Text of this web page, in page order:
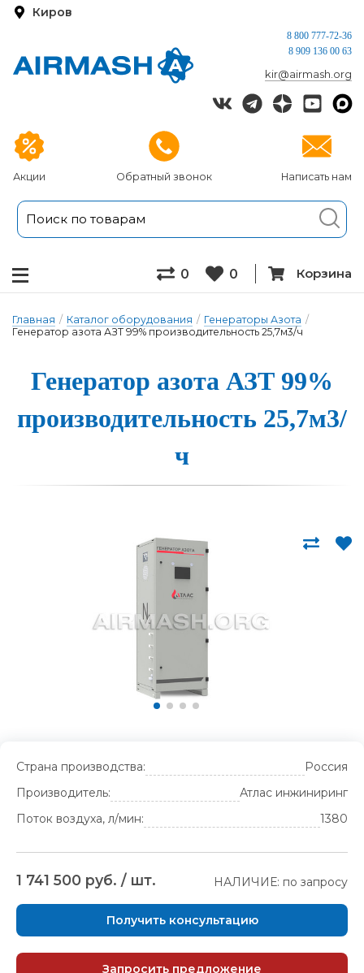
Киров
Акции Обратный звонок Написать нам
8 800 777-72-36
8 909 136 00 63
kir@airmash.org
0 0 Корзина
Главная / Каталог оборудования / Генераторы Азота /
Генератор азота АЗТ 99% производительность 25,7м3/ч
Генера­тор а­зо­та АЗТ 99%
про­из­во­ди­тель­ность 25,7м3/
ч
Страна производства:
Россия
Производитель:
Атлас инжиниринг
Поток воздуха, л/мин:
1380
1 741 500 руб. / шт. НАЛИЧИЕ: по запросу
Получить консультацию
Запросить предложение